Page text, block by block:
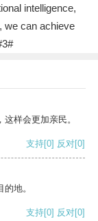
intelligence,
we can achieve
样会更加亲民。
支持[0] 反对[0]
地。
支持[0] 反对[0]